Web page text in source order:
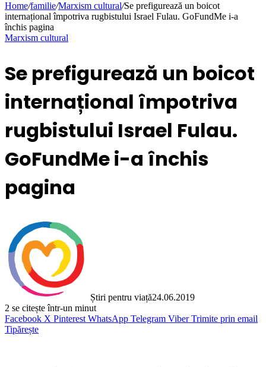
Home/familie/Marxism cultural/Se prefigurează un boicot
internațional împotriva rugbistului Israel Fulau. GoFundMe i-a
închis pagina
Marxism cultural
Se prefigurează un boicot
internațional împotriva
rugbistului Israel Fulau.
GoFundMe i-a închis
pagina
Știri pentru viață24.06.2019
2 se citește într-un minut
Facebook X Pinterest WhatsApp Telegram Viber Trimite prin email
Tipărește